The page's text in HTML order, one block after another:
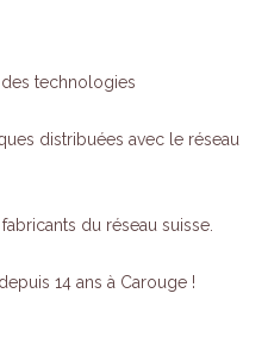
technologies
distribuées avec le réseau
du réseau suisse.
14 ans à Carouge !